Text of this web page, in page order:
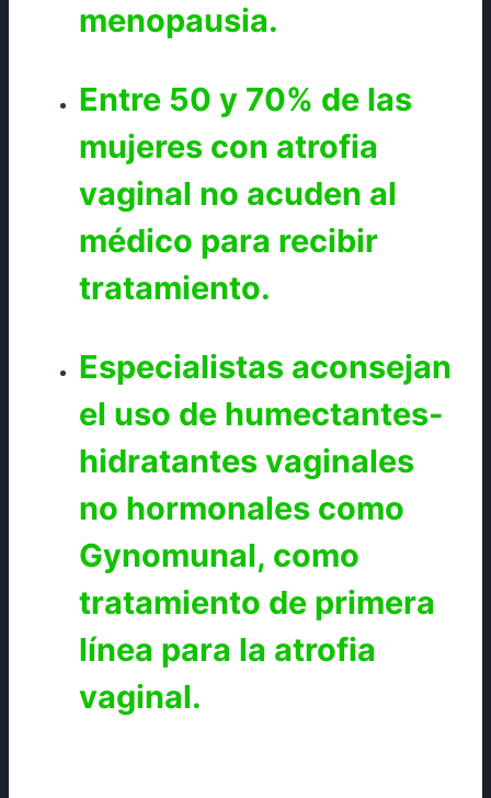
menopausia.
Entre 50 y 70% de las
mujeres con atrofia
vaginal no acuden al
médico para recibir
tratamiento.
Especialistas aconsejan
el uso de humectantes-
hidratantes vaginales
no hormonales como
Gynomunal, como
tratamiento de primera
línea para la atrofia
vaginal.